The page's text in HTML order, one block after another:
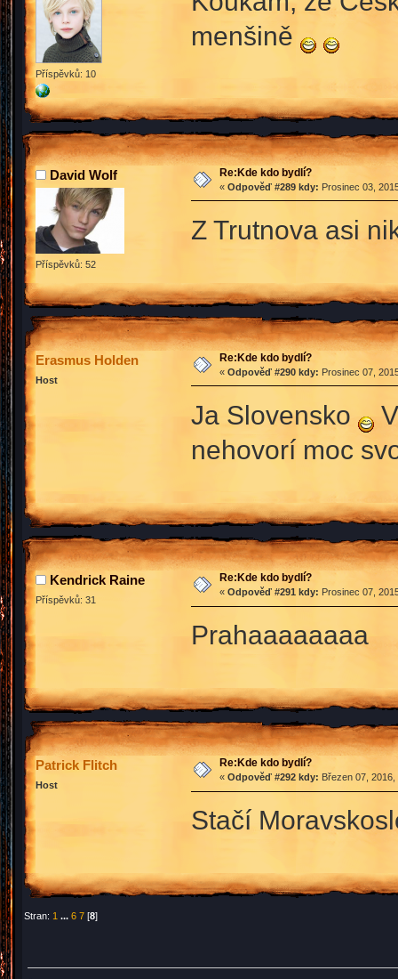
Příspěvků: 10
menšině
David Wolf
Příspěvků: 52
Re:Kde kdo bydlí?
« Odpověď #289 kdy: Prosinec 03,
Z Trutnova asi
Erasmus Holden
Host
Re:Kde kdo bydlí?
« Odpověď #290 kdy: Prosinec 07,
Ja Slovensko
nehovorí moc
Kendrick Raine
Příspěvků: 31
Re:Kde kdo bydlí?
« Odpověď #291 kdy: Prosinec 07,
Prahaaaaaaaa
Patrick Flitch
Host
Re:Kde kdo bydlí?
« Odpověď #292 kdy: Březen 07,
Stačí
Stran: 1 ...6 7 [8]